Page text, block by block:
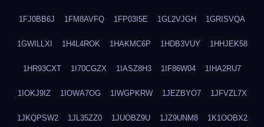
1FJ0BB6J 1FM8AVFQ 1FP03I5E 1GL2VJGH 1GRISVQA
1GWILLXI 1H4L4ROK 1HAKMC6P 1HDB3VUY 1HHJEK58
1HR93CXT 1I70CGZX 1IASZ8H3 1IF86W04 1IHA2RU7
1IOKJ9IZ 1IOWA7OG 1IWGPKRW 1JEZBYO7 1JFVZL7X
1JKQPSW2 1JL35ZZ0 1JUOBZ9U 1JZ9UNM8 1K1OOBX2